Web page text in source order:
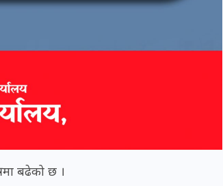
बढेको छ ।